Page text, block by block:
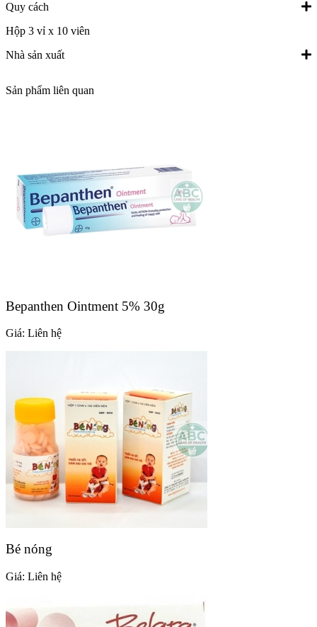
Quy cách
Hộp 3 vỉ x 10 viên
Nhà sản xuất
Sản phẩm liên quan
Bepanthen Ointment 5% 30g
Giá: Liên hệ
Bé nóng
Giá: Liên hệ